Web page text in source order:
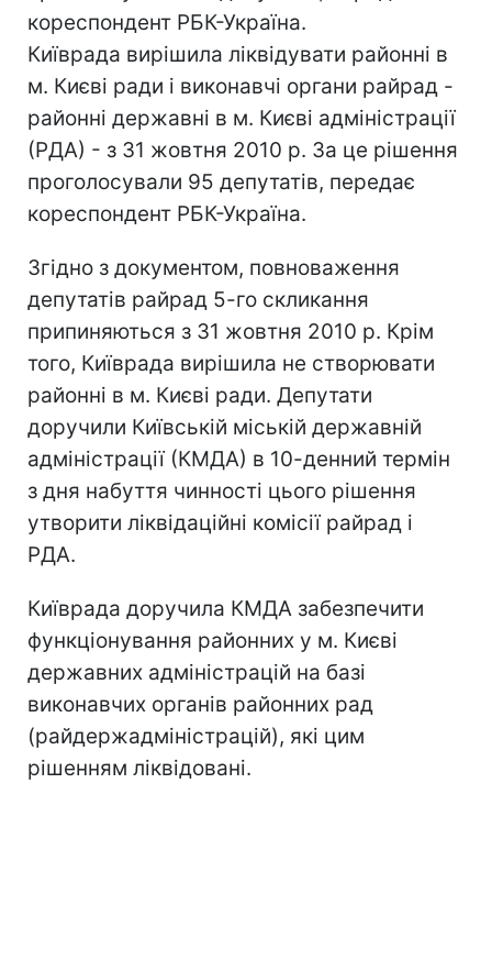
кореспондент РБК-Україна.
Київрада вирішила ліквідувати районні в
м. Києві ради і виконавчі органи райрад -
районні державні в м. Києві адміністрації
(РДА) - з 31 жовтня 2010 р. За це рішення
проголосували 95 депутатів, передає
кореспондент РБК-Україна.
Згідно з документом, повноваження
депутатів райрад 5-го скликання
припиняються з 31 жовтня 2010 р. Крім
того, Київрада вирішила не створювати
районні в м. Києві ради. Депутати
доручили Київській міській державній
адміністрації (КМДА) в 10-денний термін
з дня набуття чинності цього рішення
утворити ліквідаційні комісії райрад і
РДА.
Київрада доручила КМДА забезпечити
функціонування районних у м. Києві
державних адміністрацій на базі
виконавчих органів районних рад
(райдержадміністрацій), які цим
рішенням ліквідовані.